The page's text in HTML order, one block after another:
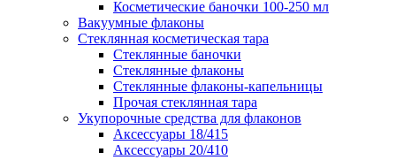
Косметические баночки 100-250 мл
Вакуумные флаконы
Стеклянная косметическая тара
Стеклянные баночки
Стеклянные флаконы
Стеклянные флаконы-капельницы
Прочая стеклянная тара
Укупорочные средства для флаконов
Аксессуары 18/415
Аксессуары 20/410